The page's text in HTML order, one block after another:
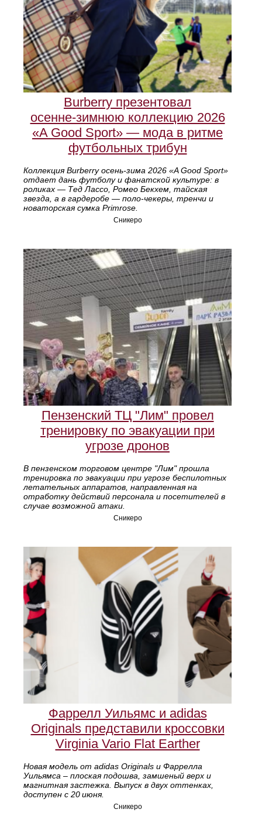
Burberry презентовал
осенне‑зимнюю коллекцию 2026
«A Good Sport» — мода в ритме
футбольных трибун
Коллекция Burberry осень‑зима 2026 «A Good Sport»
отдает дань футболу и фанатской культуре: в
роликах — Тед Лассо, Ромео Бекхем, тайская
звезда, а в гардеробе — поло‑чекеры, тренчи и
новаторская сумка Primrose.
Сникеро
Пензенский ТЦ "Лим" провел
тренировку по эвакуации при
угрозе дронов
В пензенском торговом центре "Лим" прошла
тренировка по эвакуации при угрозе беспилотных
летательных аппаратов, направленная на
отработку действий персонала и посетителей в
случае возможной атаки.
Сникеро
Фаррелл Уильямс и adidas
Originals представили кроссовки
Virginia Vario Flat Earther
Новая модель от adidas Originals и Фаррелла
Уильямса – плоская подошва, замшеный верх и
магнитная застежка. Выпуск в двух оттенках,
доступен с 20 июня.
Сникеро